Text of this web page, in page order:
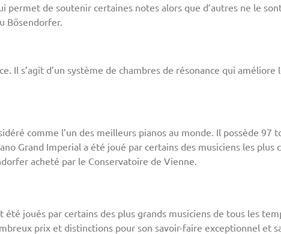
de soutenir certaines notes alors que d’autres ne le sont
Bösendorfer.
Il s’agit d’un système de chambres de résonance qui améliore
comme l’un des meilleurs pianos au monde. Il possède 97
Grand Imperial a été joué par certains des musiciens les plus
acheté par le Conservatoire de Vienne.
joués par certains des plus grands musiciens de tous les
prix et distinctions pour son savoir-faire exceptionnel et